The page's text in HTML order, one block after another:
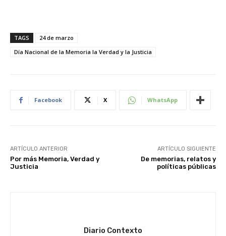
TAGS
24 de marzo
Día Nacional de la Memoria la Verdad y la Justicia
Facebook X WhatsApp
ARTÍCULO ANTERIOR
Por más Memoria, Verdad y
Justicia
ARTÍCULO SIGUIENTE
De memorias, relatos y
políticas públicas
Diario Contexto